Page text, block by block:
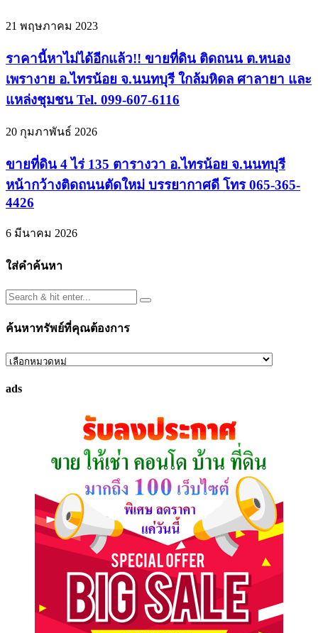
21 พฤษภาคม 2023
ราคานี้หาไม่ได้อีกแล้ว!! ขายที่ดิน ติดถนน ต.หนอง
เพรางาย อ.ไทรน้อย จ.นนทบุรี ใกล้มหิดล ศาลายา และ
แหล่งชุมชน Tel. 099-607-6116
20 กุมภาพันธ์ 2026
ขายที่ดิน 4 ไร่ 135 ตารางวา อ.ไทรน้อย จ.นนทบุรี
หน้ากว้างติดถนนตัดใหม่ บรรยากาศดี โทร 065-365-
4426
6 มีนาคม 2026
ใส่คำค้นหา
ค้นหาทรัพย์ที่คุณต้องการ
ค้นหา
ที่
ads